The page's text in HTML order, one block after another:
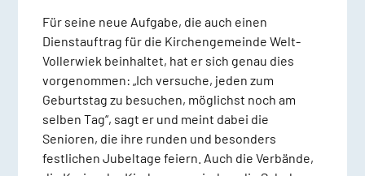
Für seine neue Aufgabe, die auch einen
Dienstauftrag für die Kirchengemeinde Welt-
Vollerwiek beinhaltet, hat er sich genau dies
vorgenommen: „Ich versuche, jeden zum
Geburtstag zu besuchen, möglichst noch am
selben Tag“, sagt er und meint dabei die
Senioren, die ihre runden und besonders
festlichen Jubeltage feiern. Auch die Verbände,